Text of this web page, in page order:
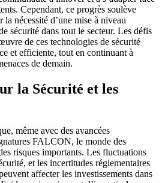
Cependant, ce progrès soulève
la nécessité d’une mise à niveau
sécurité dans tout le secteur. Les défis
de ces technologies de sécurité
et efficiente, tout en continuant à
de demain.
la Sécurité et les
même avec des avancées
FALCON, le monde des
risques importants. Les fluctuations
et les incertitudes réglementaires
affecter les investissements dans